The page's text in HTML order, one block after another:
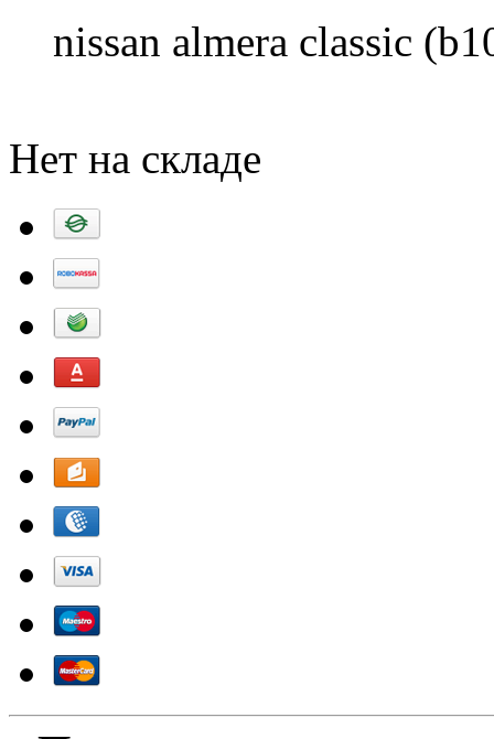
nissan almera classic
Нет на складе